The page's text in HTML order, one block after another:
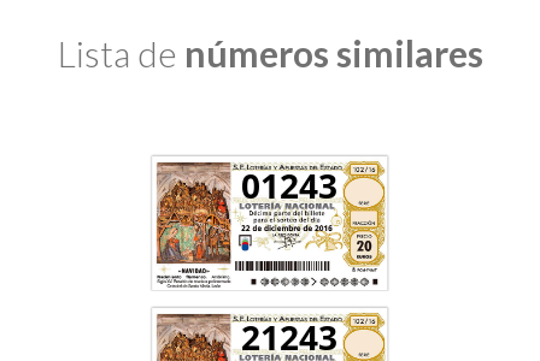
Lista de números similares
01243
21243